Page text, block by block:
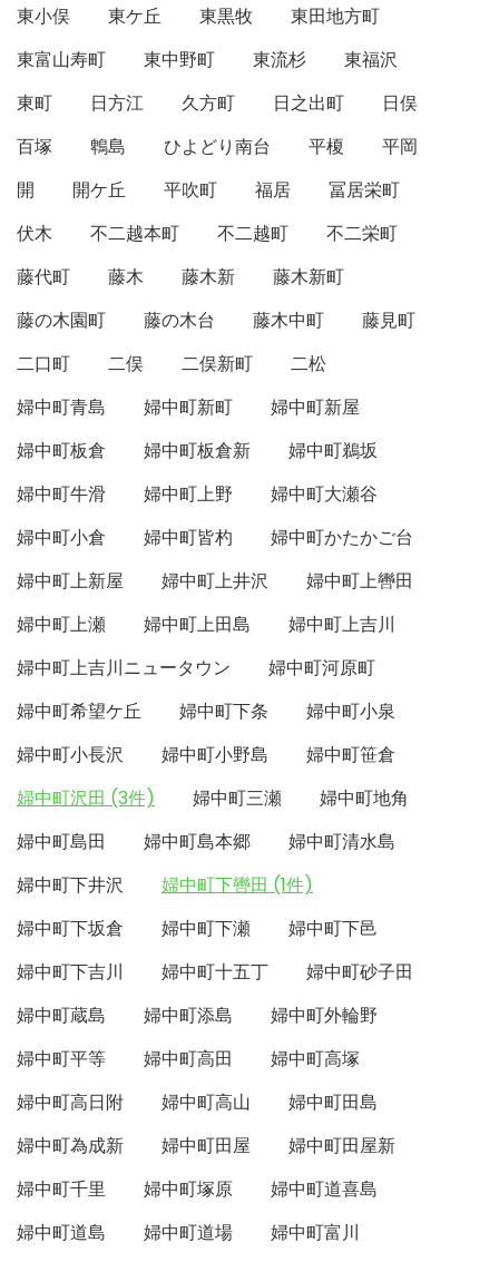
東小俣 東ケ丘 東黒牧
東田地方町
東富山寿町
東中野町 東流杉
東福沢
東町
日方江 久方町 日之出町
日俣
百塚
鵯島 ひよどり南台 平榎
平岡
開
開ケ丘 平吹町 福居
冨居栄町
伏木
不二越本町 不二越町
不二栄町
藤代町
藤木 藤木新
藤木新町
藤の木園町
藤の木台 藤木中町
藤見町
二口町
二俣 二俣新町
二松
婦中町青島
婦中町新町
婦中町新屋
婦中町板倉
婦中町板倉新
婦中町鵜坂
婦中町牛滑
婦中町上野
婦中町大瀬谷
婦中町小倉
婦中町皆杓
婦中町かたかご台
婦中町上新屋
婦中町上井沢
婦中町上轡田
婦中町上瀬
婦中町上田島
婦中町上吉川
婦中町上吉川ニュータウン
婦中町河原町
婦中町希望ケ丘
婦中町下条
婦中町小泉
婦中町小長沢
婦中町小野島
婦中町笹倉
婦中町沢田 (3件)
婦中町三瀬
婦中町地角
婦中町島田
婦中町島本郷
婦中町清水島
婦中町下井沢
婦中町下轡田 (1件)
婦中町下坂倉
婦中町下瀬
婦中町下邑
婦中町下吉川
婦中町十五丁
婦中町砂子田
婦中町蔵島
婦中町添島
婦中町外輪野
婦中町平等
婦中町高田
婦中町高塚
婦中町高日附
婦中町高山
婦中町田島
婦中町為成新
婦中町田屋
婦中町田屋新
婦中町千里
婦中町塚原
婦中町道喜島
婦中町道島
婦中町道場
婦中町富川